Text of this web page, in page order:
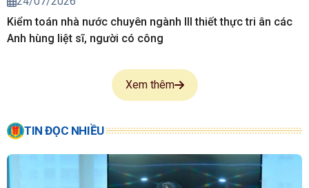
Kiểm toán nhà nước chuyên ngành III thiết thực tri ân các
Anh hùng liệt sĩ, người có công
Xem thêm
TIN ĐỌC NHIỀU